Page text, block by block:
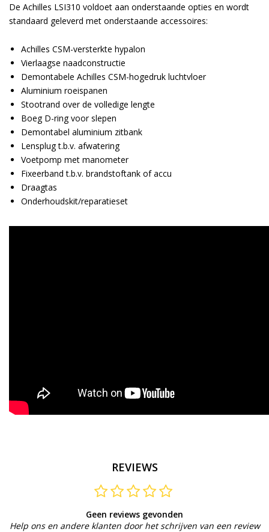
De Achilles LSI310 voldoet aan onderstaande opties en wordt
standaard geleverd met onderstaande accessoires:
Achilles CSM-versterkte hypalon
Vierlaagse naadconstructie
Demontabele Achilles CSM-hogedruk luchtvloer
Aluminium roeispanen
Stootrand over de volledige lengte
Boeg D-ring voor slepen
Demontabel aluminium zitbank
Lensplug t.b.v. afwatering
Voetpomp met manometer
Fixeerband t.b.v. brandstoftank of accu
Draagtas
Onderhoudskit/reparatieset
REVIEWS
Geen reviews gevonden
Help ons en andere klanten door het schrijven van een review